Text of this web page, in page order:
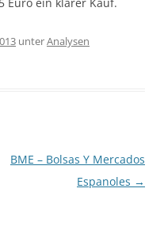
unterAnalysen
BME – Bolsas Y Mercados
Espanoles →